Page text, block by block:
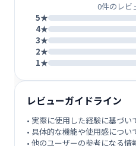
0件のレビ
5★
4★
3★
2★
1★
レビューガイドライン
• 実際に使用した経験に基づ
• 具体的な機能や使用感につ
• 他のユーザーの参考になる情